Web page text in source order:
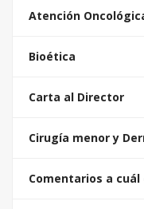
Atención
Bioética
Carta al Director
Cirugía menor y
Comentarios a